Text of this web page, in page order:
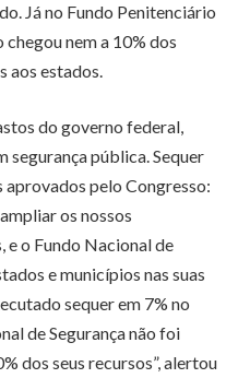
Já no Fundo Penitenciário
nem a 10% dos
aos estados.
do governo federal,
segurança pública. Sequer
pelo Congresso:
os nossos
o Fundo Nacional de
e municípios nas suas
sequer em 7% no
de Segurança não foi
dos seus recursos”, alertou